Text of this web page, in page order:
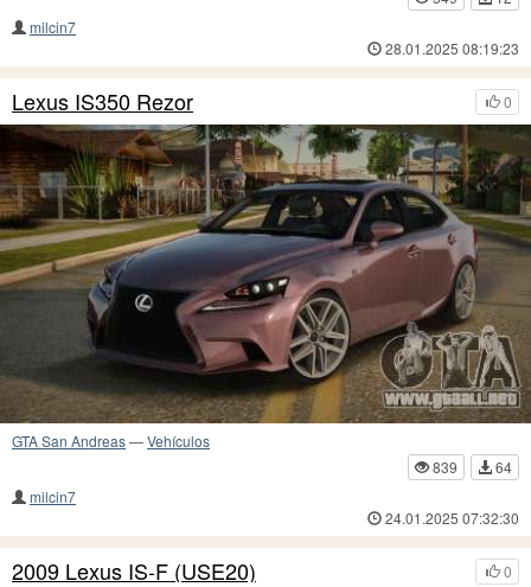
milcin7
28.01.2025 08:19:23
0
Lexus IS350 Rezor
GTA San Andreas—Vehículos
839
64
milcin7
24.01.2025 07:32:30
0
2009 Lexus IS-F (USE20)